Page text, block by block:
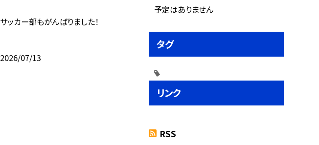
サッカー部もがんばりました！
2026/07/13
予定はありません
タグ
リンク
RSS